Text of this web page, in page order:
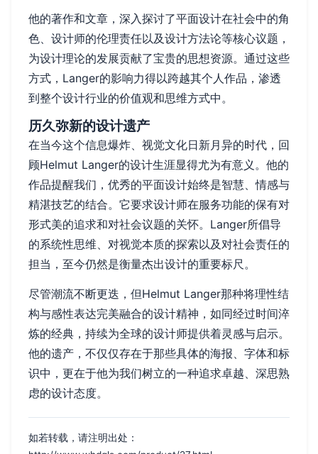
他的著作和文章，深入探讨了平面设计在社会中的角
色、设计师的伦理责任以及设计方法论等核心议题，
为设计理论的发展贡献了宝贵的思想资源。通过这些
方式，Langer的影响力得以跨越其个人作品，渗透
到整个设计行业的价值观和思维方式中。
历久弥新的设计遗产
在当今这个信息爆炸、视觉文化日新月异的时代，回
顾Helmut Langer的设计生涯显得尤为有意义。他的
作品提醒我们，优秀的平面设计始终是智慧、情感与
精湛技艺的结合。它要求设计师在服务功能的保有对
形式美的追求和对社会议题的关怀。Langer所倡导
的系统性思维、对视觉本质的探索以及对社会责任的
担当，至今仍然是衡量杰出设计的重要标尺。
尽管潮流不断更迭，但Helmut Langer那种将理性结
构与感性表达完美融合的设计精神，如同经过时间淬
炼的经典，持续为全球的设计师提供着灵感与启示。
他的遗产，不仅仅存在于那些具体的海报、字体和标
识中，更在于他为我们树立的一种追求卓越、深思熟
虑的设计态度。
如若转载，请注明出处：